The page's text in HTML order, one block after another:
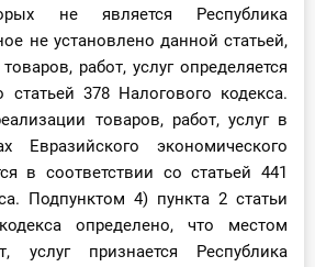
не является Республика
не установлено данной статьей,
работ, услуг определяется
статьей 378 Налогового кодекса.
товаров, работ, услуг в
Евразийского экономического
в соответствии со статьей 441
Подпунктом 4) пункта 2 статьи
определено, что местом
услуг признается Республика